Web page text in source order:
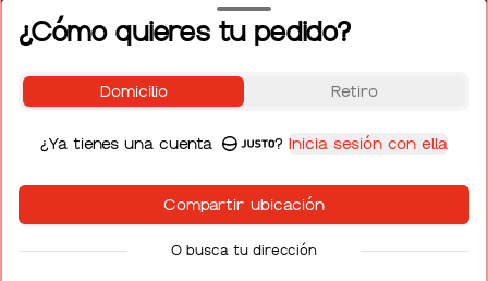
Conócenos
Ubicación
Política de privacidad
¿Cómo quieres tu pedido?
Domicilio Retiro
¿Ya tienes una cuenta ? Inicia sesión con ella
Compartir ubicación
O busca tu dirección